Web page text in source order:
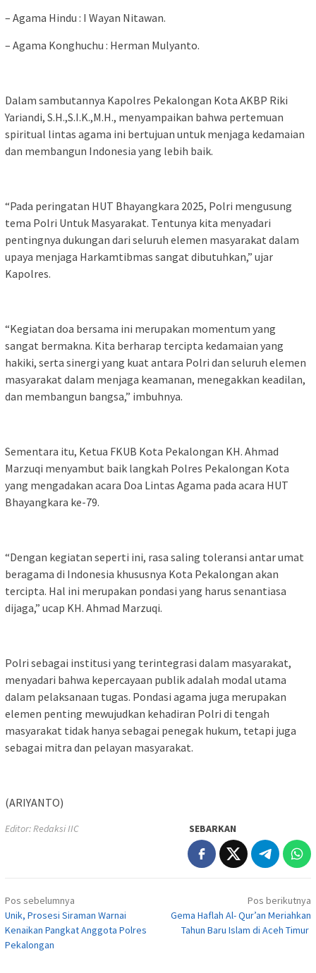
– Agama Hindu : I Wayan Nitawan.
– Agama Konghuchu : Herman Mulyanto.
Dalam sambutannya Kapolres Pekalongan Kota AKBP Riki
Yariandi, S.H.,S.I.K.,M.H., menyampaikan bahwa pertemuan
spiritual lintas agama ini bertujuan untuk menjaga kedamaian
dan membangun Indonesia yang lebih baik.
“Pada peringatan HUT Bhayangkara 2025, Polri mengusung
tema Polri Untuk Masyarakat. Tentunya kita menyadari
pentingnya dukungan dari seluruh elemen masyarakat dalam
upaya menjaga Harkamtibmas sangat dibutuhkan,” ujar
Kapolres.
“Kegiatan doa bersama ini merupakan momentum yang
sangat bermakna. Kita berharap tercipta kedamaian yang
hakiki, serta sinergi yang kuat antara Polri dan seluruh elemen
masyarakat dalam menjaga keamanan, menegakkan keadilan,
dan membangun bangsa,” imbuhnya.
Sementara itu, Ketua FKUB Kota Pekalongan KH. Ahmad
Marzuqi menyambut baik langkah Polres Pekalongan Kota
yang mengadakan acara Doa Lintas Agama pada acara HUT
Bhayangkara ke-79.
“Dengan kegiatan seperti ini, rasa saling toleransi antar umat
beragama di Indonesia khususnya Kota Pekalongan akan
tercipta. Hal ini merupakan pondasi yang harus senantiasa
dijaga,” ucap KH. Ahmad Marzuqi.
Polri sebagai institusi yang terintegrasi dalam masyarakat,
menyadari bahwa kepercayaan publik adalah modal utama
dalam pelaksanaan tugas. Pondasi agama juga merupakan
elemen penting mewujudkan kehadiran Polri di tengah
masyarakat tidak hanya sebagai penegak hukum, tetapi juga
sebagai mitra dan pelayan masyarakat.
(ARIYANTO)
Editor: Redaksi IIC SEBARKAN
Navigasi
pos
Pos sebelumnya
Unik, Prosesi Siraman Warnai
Kenaikan Pangkat Anggota Polres
Pekalongan
Pos berikutnya
Gema Haflah Al- Qur’an Meriahkan
Tahun Baru Islam di Aceh Timur